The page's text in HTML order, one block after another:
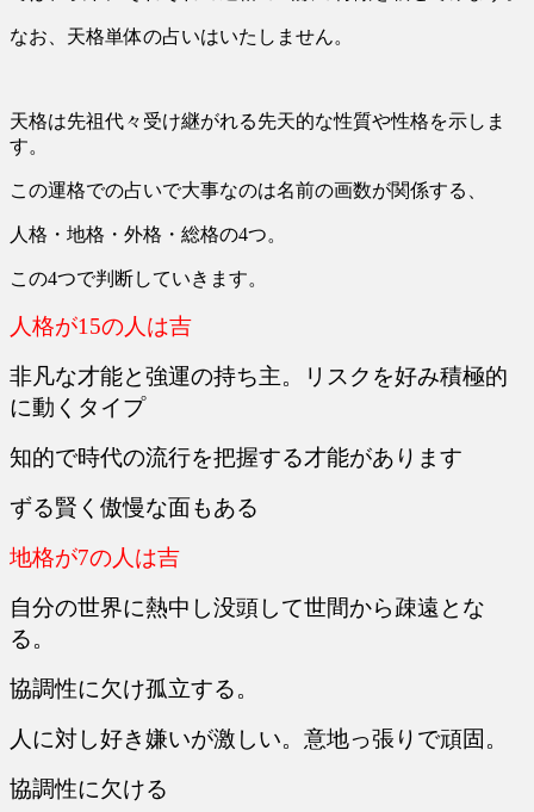
なお、天格単体の占いはいたしません。
天格は先祖代々受け継がれる先天的な性質や性格を示しま
す。
この運格での占いで大事なのは名前の画数が関係する、
人格・地格・外格・総格の4つ。
この4つで判断していきます。
人格が15の人は吉
非凡な才能と強運の持ち主。リスクを好み積極的
に動くタイプ
知的で時代の流行を把握する才能があります
ずる賢く傲慢な面もある
地格が7の人は吉
自分の世界に熱中し没頭して世間から疎遠とな
る。
協調性に欠け孤立する。
人に対し好き嫌いが激しい。意地っ張りで頑固。
協調性に欠ける